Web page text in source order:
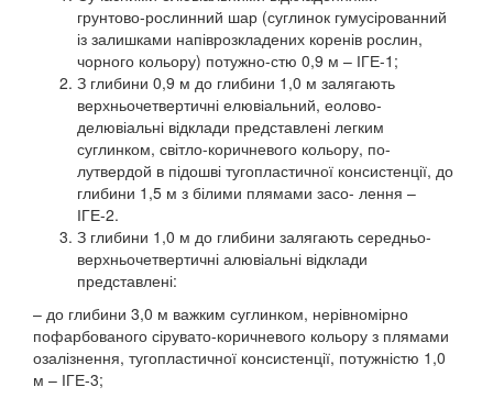
грунтово-рослинний шар (суглинок гумусірованний
із залишками напіврозкладених коренів рослин,
чорного кольору) потужно-стю 0,9 м – ІГЕ-1;
З глибини 0,9 м до глибини 1,0 м залягають
верхньочетвертичні елювіальний, еолово-
делювіальні відклади представлені легким
суглинком, світло-коричневого кольору, по-
лутвердой в підошві тугопластичної консистенції, до
глибини 1,5 м з білими плямами засо- лення –
ІГЕ-2.
З глибини 1,0 м до глибини залягають середньо-
верхньочетвертичні алювіальні відклади
представлені:
– до глибини 3,0 м важким суглинком, нерівномірно
пофарбованого сірувато-коричневого кольору з плямами
озалізнення, тугопластичної консистенції, потужністю 1,0
м – ІГЕ-3;